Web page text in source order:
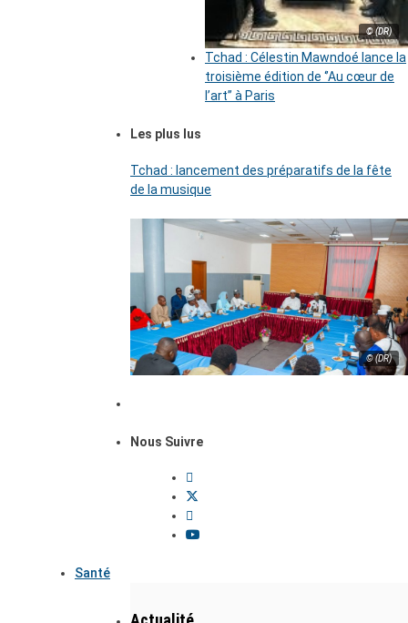
© (DR)
Tchad : Célestin Mawndoé lance la
troisième édition de ‘’Au cœur de
l’art’’ à Paris
Les plus lus
Tchad : lancement des préparatifs de la fête
de la musique
© (DR)
Nous Suivre
Santé